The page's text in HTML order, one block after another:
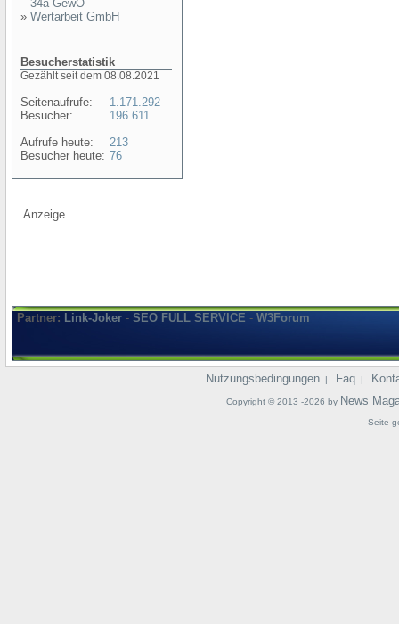
34a GewO
» Wertarbeit GmbH
Besucherstatistik
Gezählt seit dem 08.08.2021
Seitenaufrufe:
Besucher:
Aufrufe heute:
Besucher heute:
1.171.292
196.611
213
76
Anzeige
Partner: Link-Joker - SEO FULL SERVICE - W3Forum
Nutzungsbedingungen | Faq |
Copyright © 2013 -2026 by News
Seite